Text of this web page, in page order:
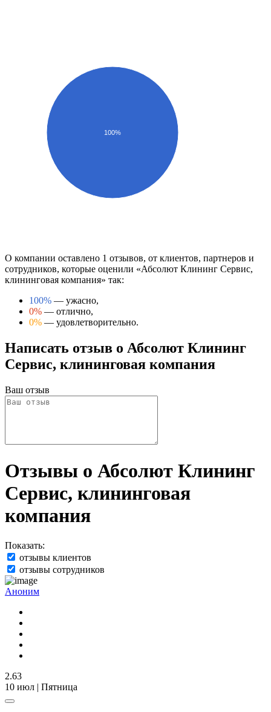
100%
О компании оставлено 1 отзывов, от клиентов, партнеров и
сотрудников, которые оценили «Абсолют Клининг Сервис,
клининговая компания» так:
100% — ужасно,
0% — отлично,
0% — удовлетворительно.
Написать отзыв о Абсолют Клининг
Сервис, клининговая компания
Ваш отзыв
Отзывы о Абсолют Клининг
Сервис, клининговая
компания
Показать:
отзывы клиентов
отзывы сотрудников
Аноним
2.63
10 июл | Пятница